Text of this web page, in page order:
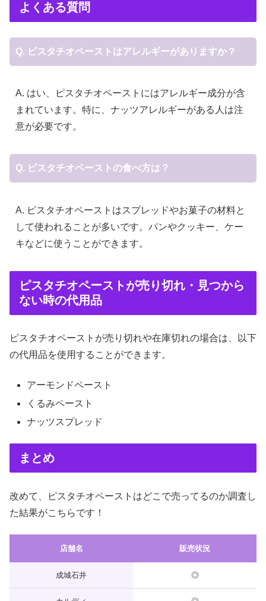
よくある質問
Q. ピスタチオペーストはアレルギーがありますか？
A. はい、ピスタチオペーストにはアレルギー成分が含
まれています。特に、ナッツアレルギーがある人は注
意が必要です。
Q. ピスタチオペーストの食べ方は？
A. ピスタチオペーストはスプレッドやお菓子の材料と
して使われることが多いです。パンやクッキー、ケー
キなどに使うことができます。
ピスタチオペーストが売り切れ・見つから
ない時の代用品
ピスタチオペーストが売り切れや在庫切れの場合は、以下
の代用品を使用することができます。
アーモンドペースト
くるみペースト
ナッツスプレッド
まとめ
改めて、ピスタチオペーストはどこで売ってるのか調査し
た結果がこちらです！
店舗名 販売状況
成城石井 ◎